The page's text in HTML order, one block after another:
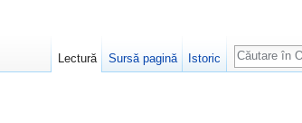
Lectură Sursă pagină Istoric
Căutare